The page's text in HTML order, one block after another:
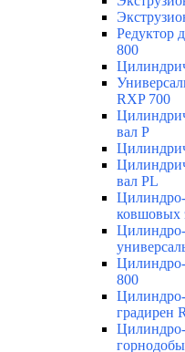
Редуктор
800
RXP 700
вал Р
вал РL
Цилиндро-
ковшовых
Цилиндро-
800
Цилиндро-
градирен
Цилиндро-